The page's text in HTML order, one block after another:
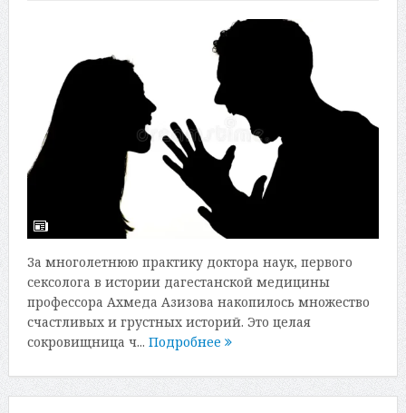
За многолетнюю практику доктора наук, первого
сексолога в истории дагестанской медицины
профессора Ахмеда Азизова накопилось множество
счастливых и грустных историй. Это целая
сокровищница ч... Подробнее